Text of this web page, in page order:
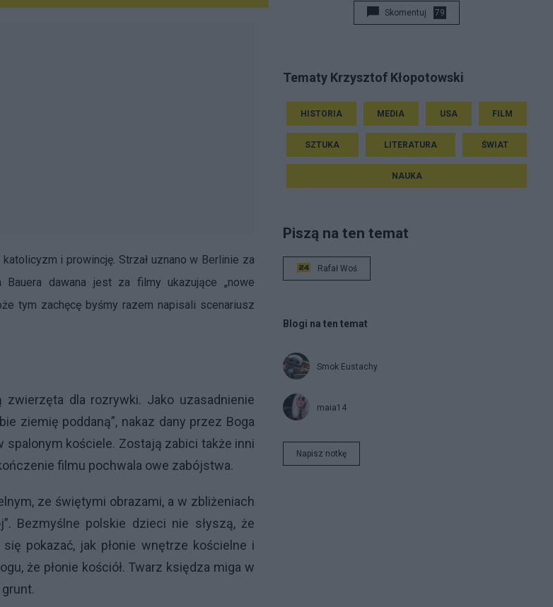
i prowincję. Strzał uznano w Berlinie za
dawana jest za filmy ukazujące „nowe
tym zachęcę byśmy razem napisali scenariusz
dla rozrywki. Jako uzasadnienie
ziemię poddaną”, nakaz dany przez Boga
kościele. Zostają zabici także inni
filmu pochwala owe zabójstwa.
ze świętymi obrazami, a w zbliżeniach
Bezmyślne polskie dzieci nie słyszą, że
pokazać, jak płonie wnętrze kościelne i
że płonie kościół. Twarz księdza miga w
Skomentuj 79
Tematy Krzysztof Kłopotowski
HISTORIA MEDIA USA FILM
SZTUKA LITERATURA ŚWIAT
NAUKA
Piszą na ten temat
Rafał Woś
Blogi na ten temat
Smok Eustachy
maia14
Napisz notkę